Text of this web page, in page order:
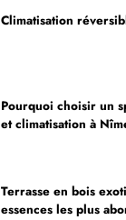
Climatisation
Pourquoi choisir un
et climatisation à
Terrasse en bois
essences les plus